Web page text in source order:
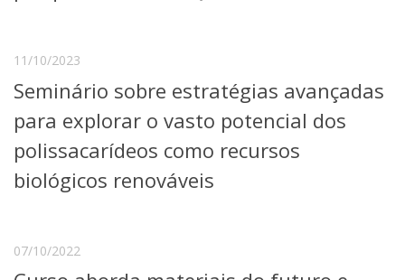
Transferência de Tecnologia
Extensão à Comunidade
Projetos, Programas e Cursos
Artes, Cultura e Esportes
Serviços
Segurança, Trânsito e Prevenção
11/10/2023
Seminário sobre estratégias avançadas
para explorar o vasto potencial dos
polissacarídeos como recursos
biológicos renováveis
07/10/2022